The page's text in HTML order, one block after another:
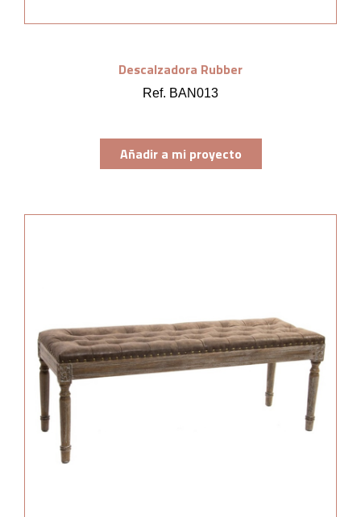
Descalzadora Rubber
Ref. BAN013
Añadir a mi proyecto